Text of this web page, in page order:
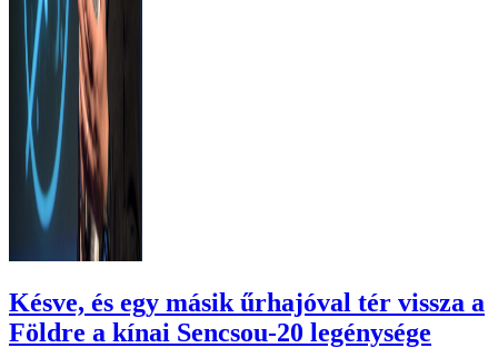
Késve, és egy másik űrhajóval tér vissza a
Földre a kínai Sencsou-20 legénysége